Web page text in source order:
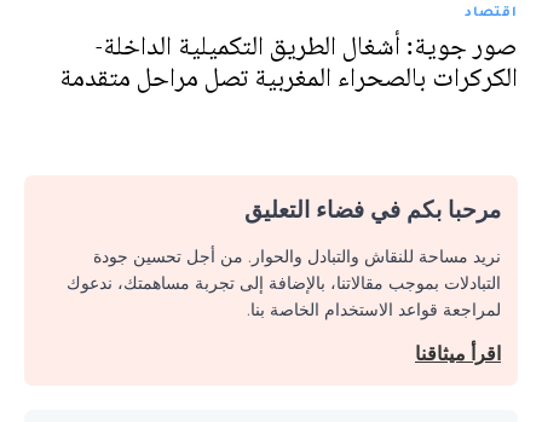
اقتصاد
صور جوية: أشغال الطريق التكميلية الداخلة-
الكركرات بالصحراء المغربية تصل مراحل متقدمة
مرحبا بكم في فضاء التعليق
نريد مساحة للنقاش والتبادل والحوار. من أجل تحسين جودة
التبادلات بموجب مقالاتنا، بالإضافة إلى تجربة مساهمتك، ندعوك
لمراجعة قواعد الاستخدام الخاصة بنا.
اقرأ ميثاقنا